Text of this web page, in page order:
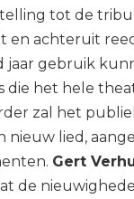
tot de
en achteruit
jaar gebruik
die het hele
zal het
nieuw lied,
Gert
de